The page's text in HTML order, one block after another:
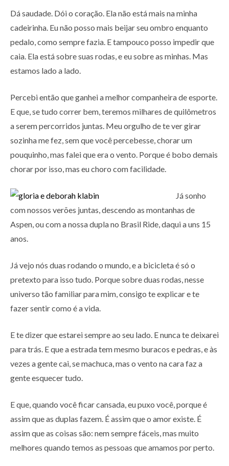
Dá saudade. Dói o coração. Ela não está mais na minha
cadeirinha. Eu não posso mais beijar seu ombro enquanto
pedalo, como sempre fazia. E tampouco posso impedir que
caia. Ela está sobre suas rodas, e eu sobre as minhas. Mas
estamos lado a lado.
Percebi então que ganhei a melhor companheira de esporte.
E que, se tudo correr bem, teremos milhares de quilômetros
a serem percorridos juntas. Meu orgulho de te ver girar
sozinha me fez, sem que você percebesse, chorar um
pouquinho, mas falei que era o vento. Porque é bobo demais
chorar por isso, mas eu choro com facilidade.
Já sonho
com nossos verões juntas, descendo as montanhas de
Aspen, ou com a nossa dupla no Brasil Ride, daqui a uns 15
anos.
Já vejo nós duas rodando o mundo, e a bicicleta é só o
pretexto para isso tudo. Porque sobre duas rodas, nesse
universo tão familiar para mim, consigo te explicar e te
fazer sentir como é a vida.
E te dizer que estarei sempre ao seu lado. E nunca te deixarei
para trás. E que a estrada tem mesmo buracos e pedras, e às
vezes a gente cai, se machuca, mas o vento na cara faz a
gente esquecer tudo.
E que, quando você ficar cansada, eu puxo você, porque é
assim que as duplas fazem. É assim que o amor existe. É
assim que as coisas são: nem sempre fáceis, mas muito
melhores quando temos as pessoas que amamos por perto.